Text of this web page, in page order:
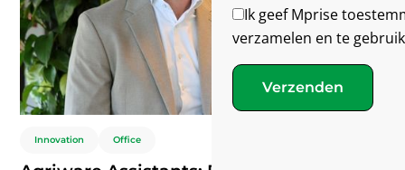
Ik geef Mprise
verzamelen en te
Verzenden
Innovation Office